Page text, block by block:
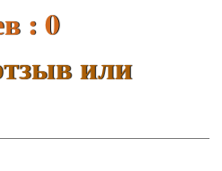
: 0
или